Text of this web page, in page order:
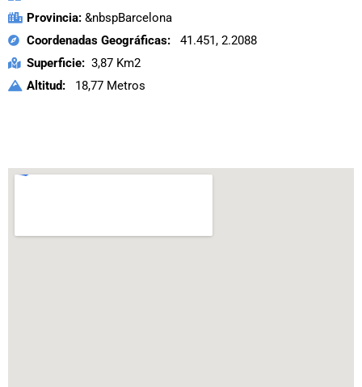
Provincia:&nbspBarcelona
Coordenadas Geográficas:41.451, 2.2088
Superficie:3,87 Km2
Altitud:18,77 Metros